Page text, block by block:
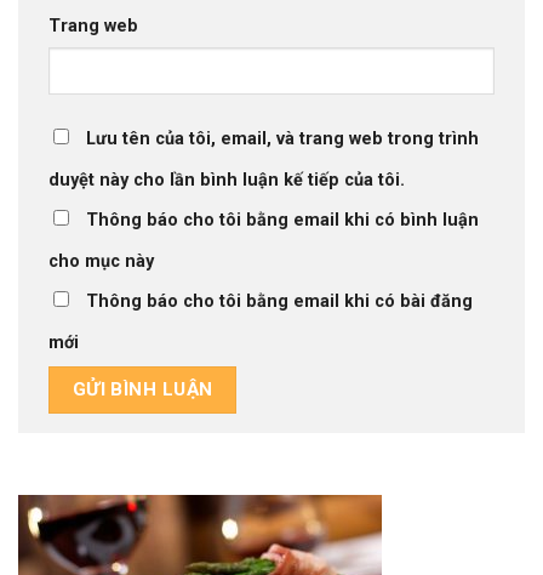
Trang web
Lưu tên của tôi, email, và trang web trong trình
duyệt này cho lần bình luận kế tiếp của tôi.
Thông báo cho tôi bằng email khi có bình luận
cho mục này
Thông báo cho tôi bằng email khi có bài đăng
mới